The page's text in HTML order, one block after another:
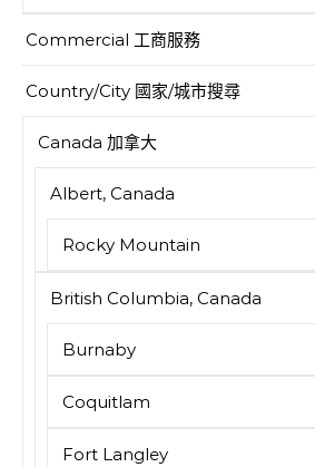
Commercial 工商服務
Country/City 國家/城市搜尋
Canada 加拿大
Albert, Canada
Rocky Mountain
British Columbia, Canada
Burnaby
Coquitlam
Fort Langley